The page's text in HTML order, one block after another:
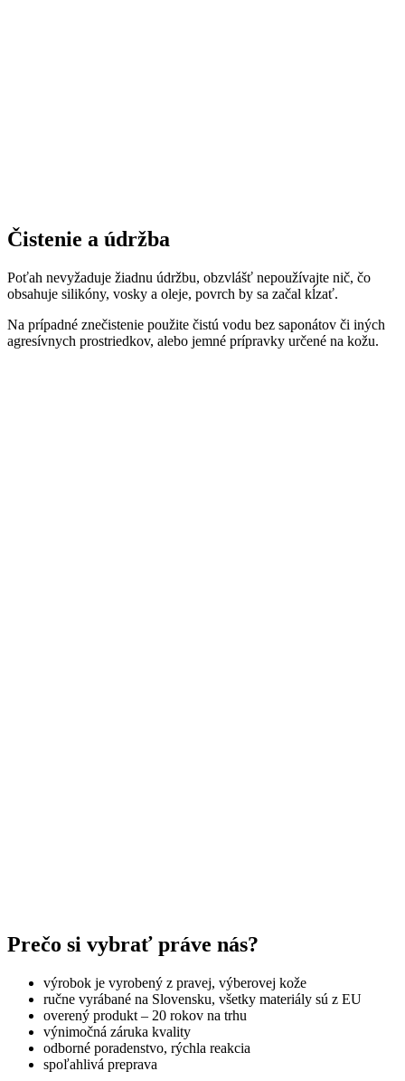
Čistenie a údržba
Poťah nevyžaduje žiadnu údržbu, obzvlášť nepoužívajte nič, čo
obsahuje silikóny, vosky a oleje, povrch by sa začal kĺzať.
Na prípadné znečistenie použite čistú vodu bez saponátov či iných
agresívnych prostriedkov, alebo jemné prípravky určené na kožu.
Prečo si vybrať práve nás?
výrobok je vyrobený z pravej, výberovej kože
ručne vyrábané na Slovensku, všetky materiály sú z EU
overený produkt – 20 rokov na trhu
výnimočná záruka kvality
odborné poradenstvo, rýchla reakcia
spoľahlivá preprava